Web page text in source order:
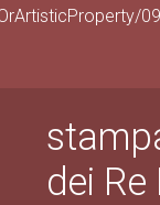
dei